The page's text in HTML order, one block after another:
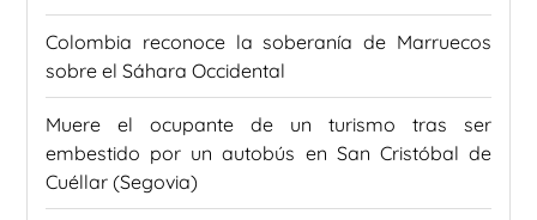
Colombia reconoce la soberanía de Marruecos
sobre el Sáhara Occidental
Muere el ocupante de un turismo tras ser
embestido por un autobús en San Cristóbal de
Cuéllar (Segovia)